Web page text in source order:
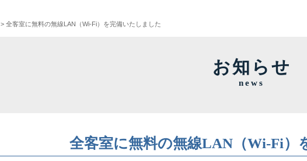
> 全客室に無料の無線LAN（Wi-Fi）を完備いたしました
お知らせ
news
全客室に無料の無線LAN（Wi-Fi）